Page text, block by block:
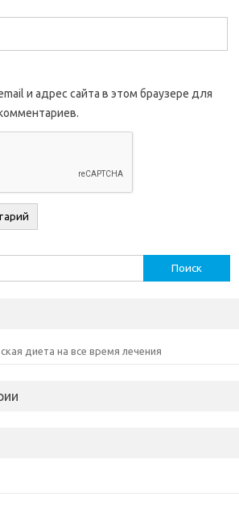
и адрес сайта в этом браузере для
диета на все время лечения